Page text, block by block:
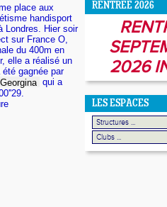
place aux
handisport
Londres. Hier soir
sur France O,
du 400m en
elle a réalisé un
gagnée par
qui a
RENTREE 2026
2026
LES ESPACES